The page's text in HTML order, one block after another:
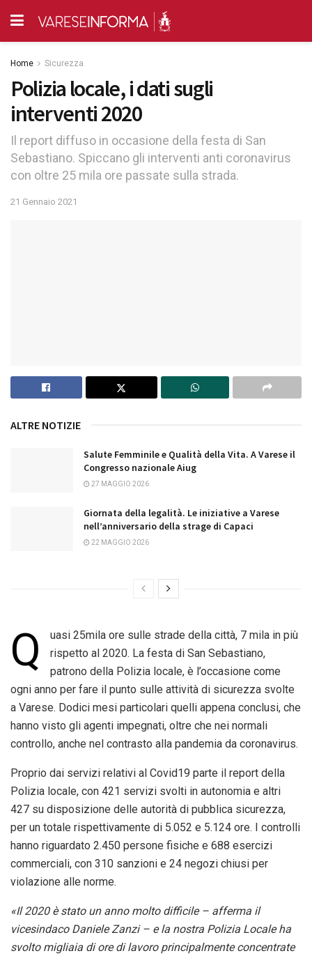
Home Sicurezza
Polizia locale, i dati sugli
interventi 2020
Il report diffuso in occasione della festa di San
Sebastiano. Spiccano gli interventi anti coronavirus
con oltre 25 mila ore passate sulla strada.
21 Gennaio 2021
ALTRE NOTIZIE
Salute Femminile e Qualità della Vita. A Varese il
Congresso nazionale Aiug
27 MAGGIO 2026
Giornata della legalità. Le iniziative a Varese
nell’anniversario della strage di Capaci
22 MAGGIO 2026
Q
uasi 25mila ore sulle strade della città, 7 mila in più
rispetto al 2020. La festa di San Sebastiano,
patrono della Polizia locale, è l’occasione come
ogni anno per fare il punto sulle attività di sicurezza svolte
a Varese. Dodici mesi particolari quelli appena conclusi, che
hanno visto gli agenti impegnati, oltre che nei normali
controllo, anche nel contrasto alla pandemia da coronavirus.
Proprio dai servizi relativi al Covid19 parte il report della
Polizia locale, con 421 servizi svolti in autonomia e altri
427 su disposizione delle autorità di pubblica sicurezza,
per un totale rispettivamente di 5.052 e 5.124 ore. I controlli
hanno riguardato 2.450 persone fisiche e 688 esercizi
commerciali, con 310 sanzioni e 24 negozi chiusi per
violazione alle norme.
«Il 2020 è stato un anno molto difficile – afferma il
vicesindaco Daniele Zanzi – e la nostra Polizia Locale ha
svolto migliaia di ore di lavoro principalmente concentrate